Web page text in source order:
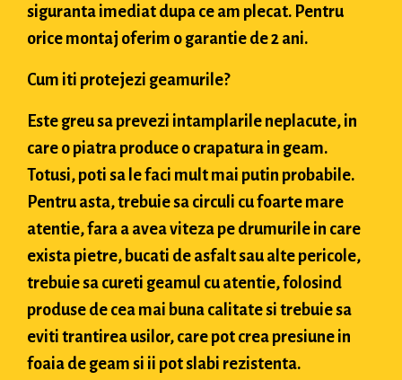
siguranta imediat dupa ce am plecat. Pentru
orice montaj oferim o garantie de 2 ani.
Cum iti protejezi geamurile?
Este greu sa prevezi intamplarile neplacute, in
care o piatra produce o crapatura in geam.
Totusi, poti sa le faci mult mai putin probabile.
Pentru asta, trebuie sa circuli cu foarte mare
atentie, fara a avea viteza pe drumurile in care
exista pietre, bucati de asfalt sau alte pericole,
trebuie sa cureti geamul cu atentie, folosind
produse de cea mai buna calitate si trebuie sa
eviti trantirea usilor, care pot crea presiune in
foaia de geam si ii pot slabi rezistenta.